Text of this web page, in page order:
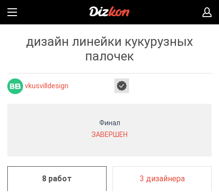
дизайн линейки кукурузных
палочек
vkusvilldesign
Финал
ЗАВЕРШЕН
8 работ 3 дизайнера